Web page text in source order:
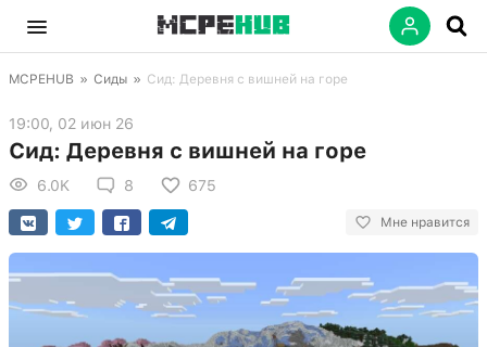
MCPEHUB » Сиды » Сид: Деревня с вишней на горе
19:00, 02 июн 26
Сид: Деревня с вишней на горе
6.0K 8 675
Мне нравится